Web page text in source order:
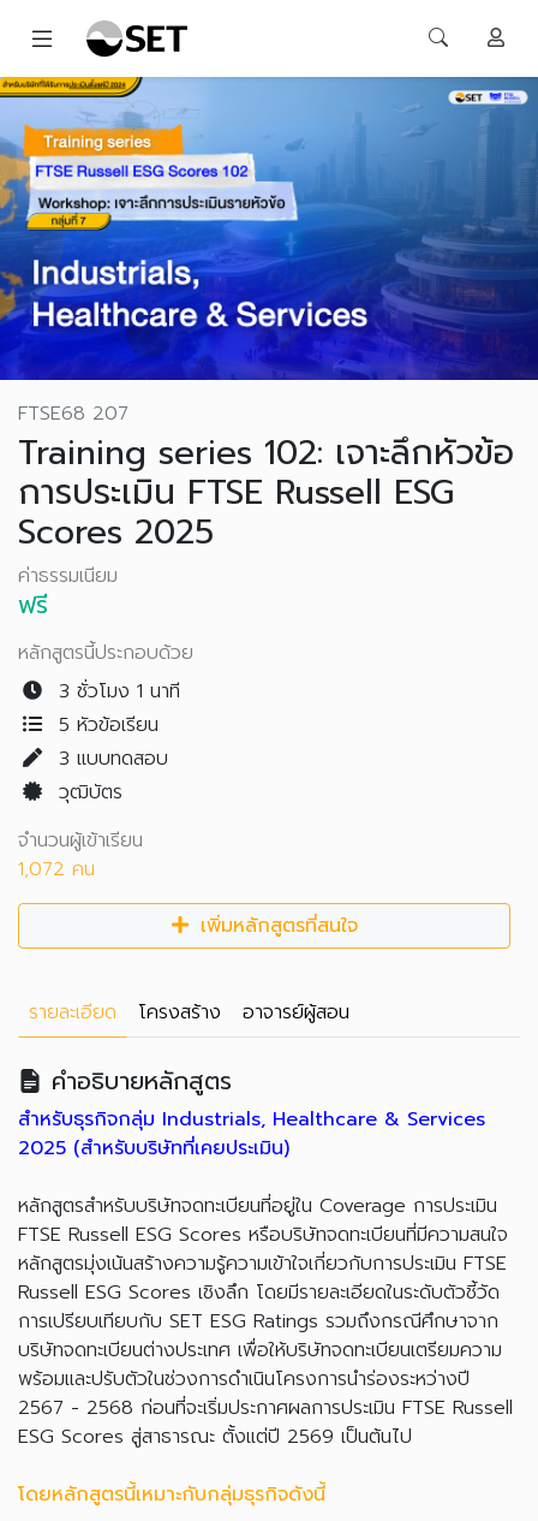
FTSE68 207
Training series 102: เจาะลึกหัวข้อ
การประเมิน FTSE Russell ESG
Scores 2025
ค่าธรรมเนียม
ฟรี
หลักสูตรนี้ประกอบด้วย
3 ชั่วโมง 1 นาที
5 หัวข้อเรียน
3 แบบทดสอบ
วุฒิบัตร
จำนวนผู้เข้าเรียน
1,072 คน
เพิ่มหลักสูตรที่สนใจ
รายละเอียด โครงสร้าง อาจารย์ผู้สอน
คำอธิบายหลักสูตร
สำหรับธุรกิจกลุ่ม Industrials, Healthcare & Services
2025 (สำหรับบริษัทที่เคยประเมิน)
หลักสูตรสำหรับบริษัทจดทะเบียนที่อยู่ใน Coverage การประเมิน
FTSE Russell ESG Scores หรือบริษัทจดทะเบียนที่มีความสนใจ
หลักสูตรมุ่งเน้นสร้างความรู้ความเข้าใจเกี่ยวกับการประเมิน FTSE
Russell ESG Scores เชิงลึก โดยมีรายละเอียดในระดับตัวชี้วัด
การเปรียบเทียบกับ SET ESG Ratings รวมถึงกรณีศึกษาจาก
บริษัทจดทะเบียนต่างประเทศ เพื่อให้บริษัทจดทะเบียนเตรียมความ
พร้อมและปรับตัวในช่วงการดำเนินโครงการนำร่องระหว่างปี
2567 - 2568 ก่อนที่จะเริ่มประกาศผลการประเมิน FTSE Russell
ESG Scores สู่สาธารณะ ตั้งแต่ปี 2569 เป็นต้นไป
โดยหลักสูตรนี้เหมาะกับกลุ่มธุรกิจดังนี้